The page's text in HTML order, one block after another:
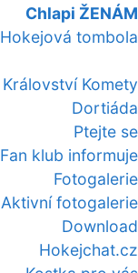
Chlapi ŽENÁM
Hokejová tombola
Království Komety
Dortiáda
Ptejte se
Fan klub informuje
Fotogalerie
Aktivní fotogalerie
Download
Hokejchat.cz